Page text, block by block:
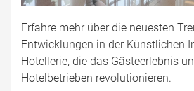
Erfahre mehr über die neuesten
Entwicklungen in der Künstlichen
Hotellerie, die das Gästeerlebnis
Hotelbetrieben revolutionieren.